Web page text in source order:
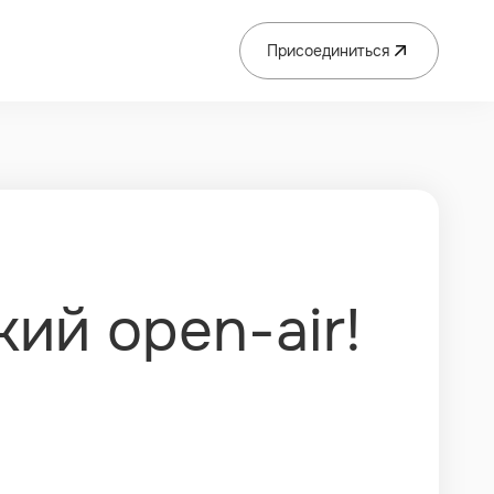
Присоединиться
в «Энерготехнохабе
open-air!